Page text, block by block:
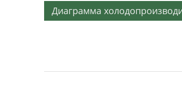
Диаграмма